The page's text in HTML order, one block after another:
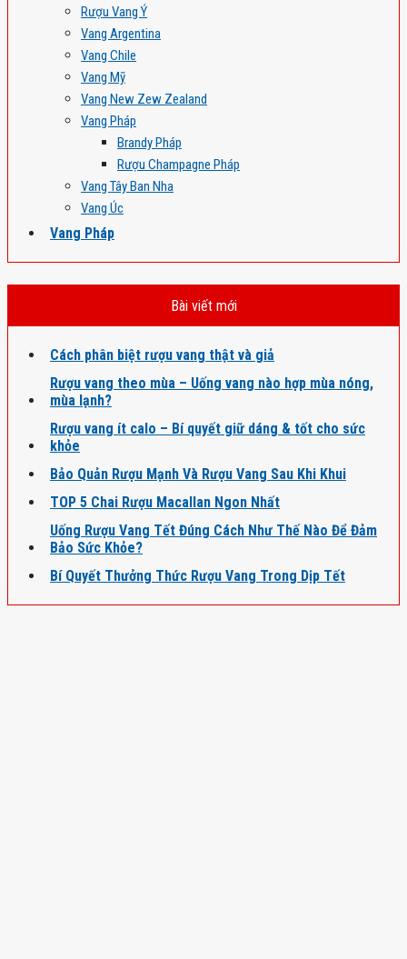
Rượu Vang Ý
Vang Argentina
Vang Chile
Vang Mỹ
Vang New Zew Zealand
Vang Pháp
Brandy Pháp
Rượu Champagne Pháp
Vang Tây Ban Nha
Vang Úc
Vang Pháp
Bài viết mới
Cách phân biệt rượu vang thật và giả
Rượu vang theo mùa – Uống vang nào hợp mùa nóng,
mùa lạnh?
Rượu vang ít calo – Bí quyết giữ dáng & tốt cho sức
khỏe
Bảo Quản Rượu Mạnh Và Rượu Vang Sau Khi Khui
TOP 5 Chai Rượu Macallan Ngon Nhất
Uống Rượu Vang Tết Đúng Cách Như Thế Nào Để Đảm
Bảo Sức Khỏe?
Bí Quyết Thưởng Thức Rượu Vang Trong Dịp Tết